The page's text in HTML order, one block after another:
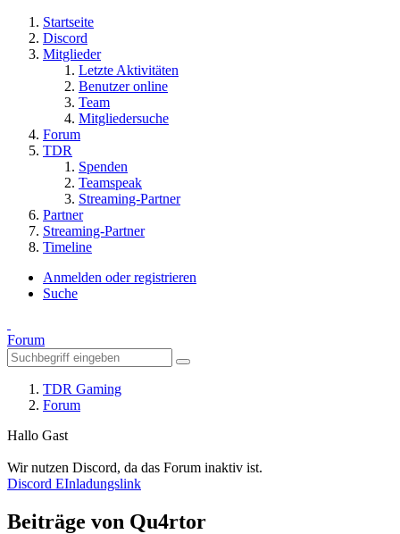
Startseite
Discord
Mitglieder
Letzte Aktivitäten
Benutzer online
Team
Mitgliedersuche
Forum
TDR
Spenden
Teamspeak
Streaming-Partner
Partner
Streaming-Partner
Timeline
Anmelden oder registrieren
Suche
Forum
TDR Gaming
Forum
Hallo Gast
Wir nutzen Discord, da das Forum inaktiv ist.
Discord EInladungslink
Beiträge von Qu4rtor